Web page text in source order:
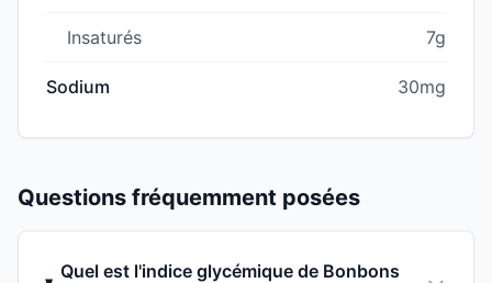
Insaturés 7g
Sodium 30mg
Questions fréquemment posées
Quel est l'indice glycémique de Bonbons